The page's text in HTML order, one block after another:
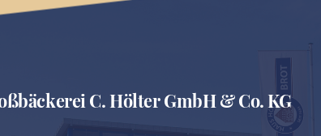
C. Hölter GmbH & Co. KG